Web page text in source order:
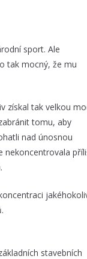
sport. Ale
tak mocný, že mu
získal tak velkou
tomu, aby
nad únosnou
nekoncentrovala
stavebních